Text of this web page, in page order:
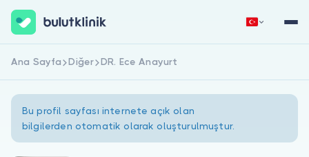
Hemen Kaydol
Ana Sayfa Diğer DR. Ece Anayurt
Bu profil sayfası internete açık olan
bilgilerden otomatik olarak oluşturulmuştur.